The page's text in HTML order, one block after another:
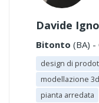
Davide
Bitonto (BA) -
design di
modellazione 3d
pianta arredata